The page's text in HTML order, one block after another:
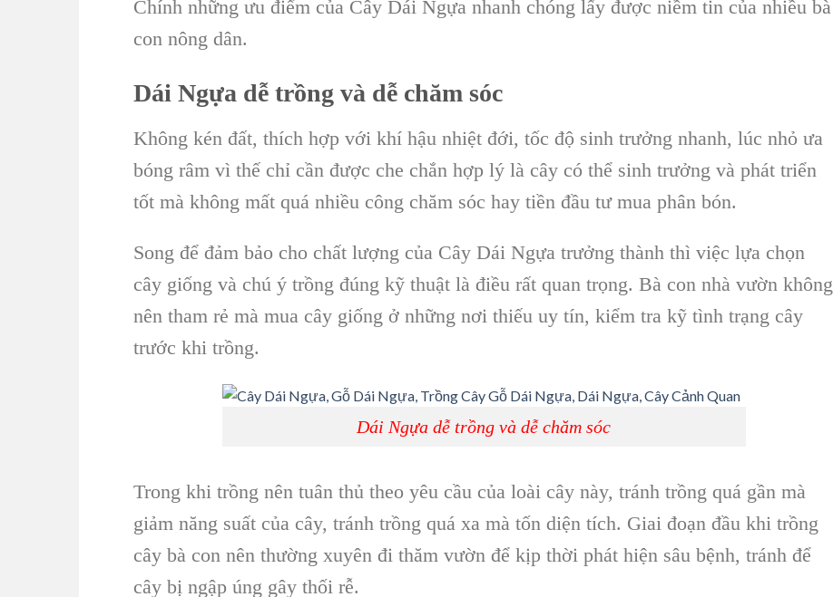
Chính những ưu điểm của Cây Dái Ngựa nhanh chóng lấy được niềm tin của nhiều bà
con nông dân.
Dái Ngựa dễ trồng và dễ chăm sóc
Không kén đất, thích hợp với khí hậu nhiệt đới, tốc độ sinh trưởng nhanh, lúc nhỏ ưa
bóng râm vì thế chỉ cần được che chắn hợp lý là cây có thể sinh trưởng và phát triển
tốt mà không mất quá nhiều công chăm sóc hay tiền đầu tư mua phân bón.
Song để đảm bảo cho chất lượng của Cây Dái Ngựa trưởng thành thì việc lựa chọn
cây giống và chú ý trồng đúng kỹ thuật là điều rất quan trọng. Bà con nhà vườn không
nên tham rẻ mà mua cây giống ở những nơi thiếu uy tín, kiểm tra kỹ tình trạng cây
trước khi trồng.
Dái Ngựa dễ trồng và dễ chăm sóc
Trong khi trồng nên tuân thủ theo yêu cầu của loài cây này, tránh trồng quá gần mà
giảm năng suất của cây, tránh trồng quá xa mà tốn diện tích. Giai đoạn đầu khi trồng
cây bà con nên thường xuyên đi thăm vườn để kịp thời phát hiện sâu bệnh, tránh để
cây bị ngập úng gây thối rễ.